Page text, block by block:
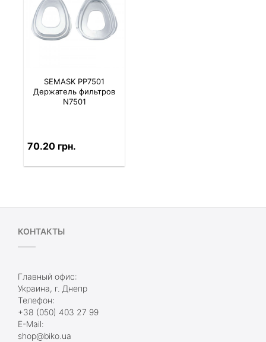
SEMASK PP7501
Держатель фильтров
N7501
70.20 грн.
КОНТАКТЫ
Главный офис:
Украина, г. Днепр
Телефон:
+38 (050) 403 27 99
E-Mail:
shop@biko.ua